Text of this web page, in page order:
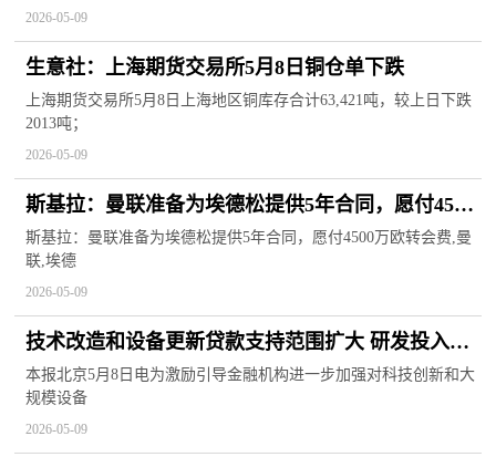
2026-05-09
生意社：上海期货交易所5月8日铜仓单下跌
上海期货交易所5月8日上海地区铜库存合计63,421吨，较上日下跌
2013吨；
2026-05-09
斯基拉：曼联准备为埃德松提供5年合同，愿付4500
万欧转会费
斯基拉：曼联准备为埃德松提供5年合同，愿付4500万欧转会费,曼
联,埃德
2026-05-09
技术改造和设备更新贷款支持范围扩大 研发投入水
平较高的民营中小企业可获支持
本报北京5月8日电为激励引导金融机构进一步加强对科技创新和大
规模设备
2026-05-09